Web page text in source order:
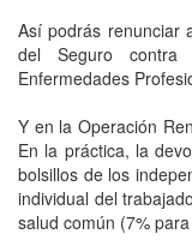
Así podrás renunciar
del Seguro contra
Enfermedades
Y en la Operación
En la práctica, la
bolsillos de los
individual del
salud común (7%